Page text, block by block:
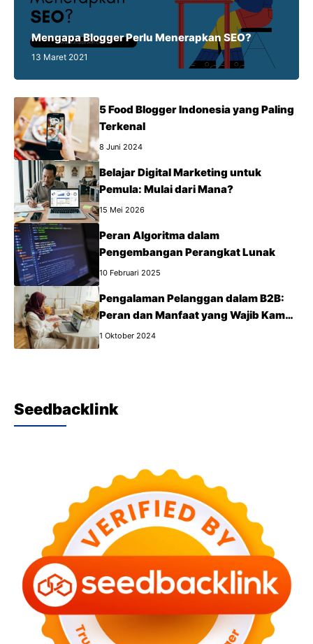
Mengapa Blogger Perlu Menerapkan SEO?
13 Maret 2021
5 Food Blogger Indonesia yang Paling
Terkenal
8 Juni 2024
Belajar Digital Marketing untuk
Pemula: Mulai dari Mana?
15 Mei 2026
Peran Algoritma dalam
Pengembangan Perangkat Lunak
10 Februari 2025
Pengalaman Pelanggan dalam B2B:
Peran dan Manfaat yang Wajib Kamu
Tahu
1 Oktober 2024
Seedbacklink